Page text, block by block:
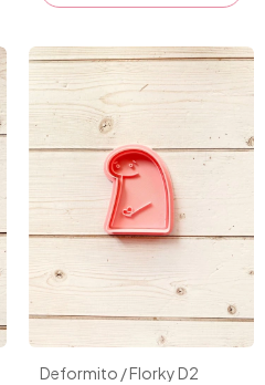
Deformito / Florky D2